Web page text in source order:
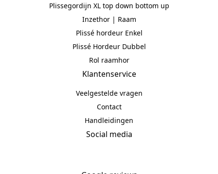
Plissegordijn XL top down bottom up
Inzethor | Raam
Plissé hordeur Enkel
Plissé Hordeur Dubbel
Rol raamhor
Klantenservice
Veelgestelde vragen
Contact
Handleidingen
Social media